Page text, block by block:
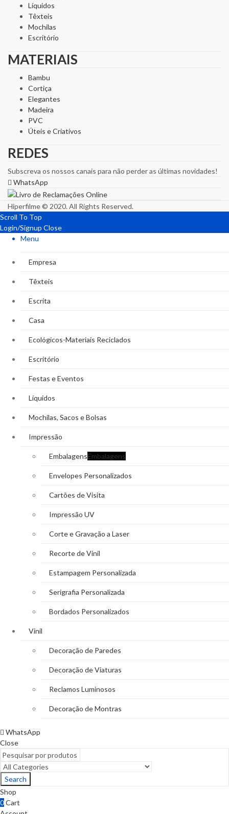
Líquidos
Têxteis
Mochilas
Escritório
MATERIAIS
Bambu
Cortiça
Elegantes
Madeira
PVC
Úteis e Criativos
REDES
Subscreva os nossos canais para não perder as últimas novidades!
WhatsApp
Hiperfilme © 2020. All Rights Reserved.
Scroll To Top
Login/Signup Close
Menu
Empresa
Têxteis
Escrita
Casa
Ecológicos-Materiais Reciclados
Escritório
Festas e Eventos
Líquidos
Mochilas, Sacos e Bolsas
Impressão
EmbalagensEmbalagens
Envelopes Personalizados
Cartões de Visita
Impressão UV
Corte e Gravação a Laser
Recorte de Vinil
Estampagem Personalizada
Serigrafia Personalizada
Bordados Personalizados
Vinil
Decoração de Paredes
Decoração de Viaturas
Reclamos Luminosos
Decoração de Montras
WhatsApp
Close
Search
Shop
0Cart